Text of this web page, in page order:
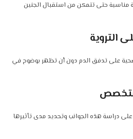
مناسبة حتى تتمكن من استقبال الجنين
التروية
على تدفق الدم دون أن تظهر بوضوح في
دراسة هذه الجوانب وتحديد مدى تأثيرها